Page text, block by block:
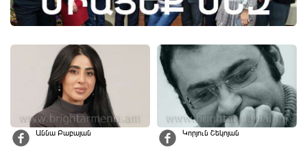
Աննա Բաբայան Կորյուն Շեկոյան